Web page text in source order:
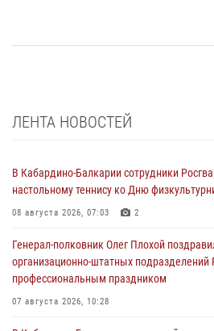
ЛЕНТА НОВОСТЕЙ
В Кабардино-Балкарии сотрудники
настольному теннису ко Дню
08 августа 2026, 07:03 2
Генерал-полковник Олег Плохой
организационно-штатных подразделений
профессиональным праздником
07 августа 2026, 10:28